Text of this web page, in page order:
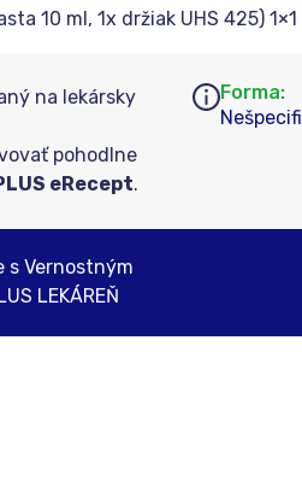
10 ml, 1x držiak UHS 425)
na lekársky
pohodlne
eRecept.
Forma:
s Vernostným
LEKÁREŇ